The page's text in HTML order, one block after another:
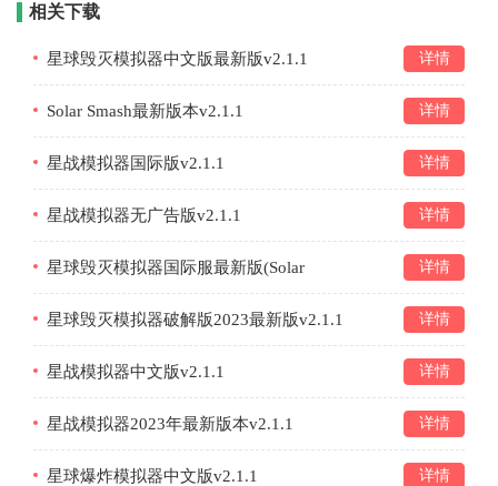
相关下载
星球毁灭模拟器中文版最新版v2.1.1 详情
Solar Smash最新版本v2.1.1 详情
星战模拟器国际版v2.1.1 详情
星战模拟器无广告版v2.1.1 详情
星球毁灭模拟器国际服最新版(Solar
详情
星球毁灭模拟器破解版2023最新版v2.1.1 详情
星战模拟器中文版v2.1.1 详情
星战模拟器2023年最新版本v2.1.1 详情
星球爆炸模拟器中文版v2.1.1 详情